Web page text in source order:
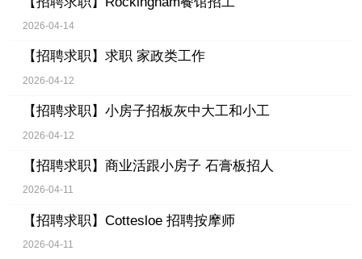
2026-04-14
【招聘求职】 求职 家政类工作
2026-04-12
【招聘求职】 小房子招板灰中大工和小工
2026-04-12
【招聘求职】 商业活跟小房子 石膏板招人
2026-04-11
【招聘求职】 Cottesloe 招聘按摩师
2026-04-11